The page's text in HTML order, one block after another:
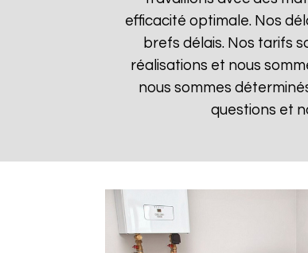
efficacité optimale. Nos
brefs délais. Nos tarifs
réalisations et nous
nous sommes
questions et